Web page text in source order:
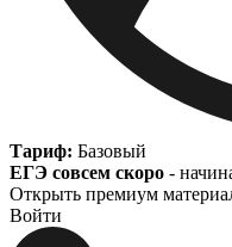
Тариф: Базовый
ЕГЭ совсем скоро -
Открыть премиум
Войти